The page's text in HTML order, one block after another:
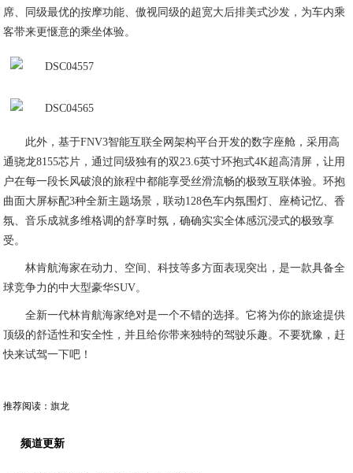
席、同级最优的按摩功能、傲视同级的超宽大后排美式沙发，为车内乘
客带来更惬意的乘坐体验。
此外，基于FNV3智能互联全网架构平台开发的数字座舱，采用高
通骁龙8155芯片，通过同级独有的双23.6英寸环抱式4K超高清屏，让用
户在每一段长风破浪的旅程中都能享受丝滑流畅的极致互联体验。环抱
曲面大屏标配3种全新主题场景，联动128色车内氛围灯、座椅记忆、香
氛、音乐成就多维格调的舒享时氛，确确实实全体感沉浸式的极致享
受。
林肯航海家在动力、空间、科技等多方面表现突出，是一款具备全
球竞争力的中大型豪华SUV。
全新一代林肯航海家绝对是一个不错的选择。它将为你的旅途提供
顶级的舒适性和安全性，并且给你带来独特的驾驶乐趣。不要犹豫，赶
快来试驾一下吧！
推荐阅读：旗龙
频道更新